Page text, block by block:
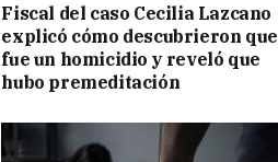
Fiscal del caso Cecilia Lazcano
explicó cómo descubrieron que
fue un homicidio y reveló que
hubo premeditación